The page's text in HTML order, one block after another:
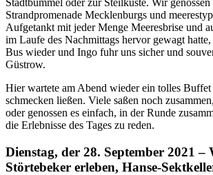
Stadtbummel oder zur Steilküste. Wir genossen
Strandpromenade Mecklenburgs und
Aufgetankt mit jeder Menge Meeresbrise und
im Laufe des Nachmittags hervor gewagt
Bus wieder und Ingo fuhr uns sicher und
Güstrow.
Hier wartete am Abend wieder ein tolles
schmecken ließen. Viele saßen noch
oder genossen es einfach, in der Runde
die Erlebnisse des Tages zu reden.
Dienstag, der 28. September 2021 –
Störtebeker erleben, Hanse-